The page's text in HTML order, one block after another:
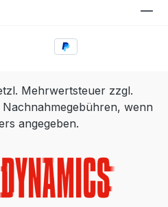
Mehrwertsteuer zzgl.
wenn
angegeben.